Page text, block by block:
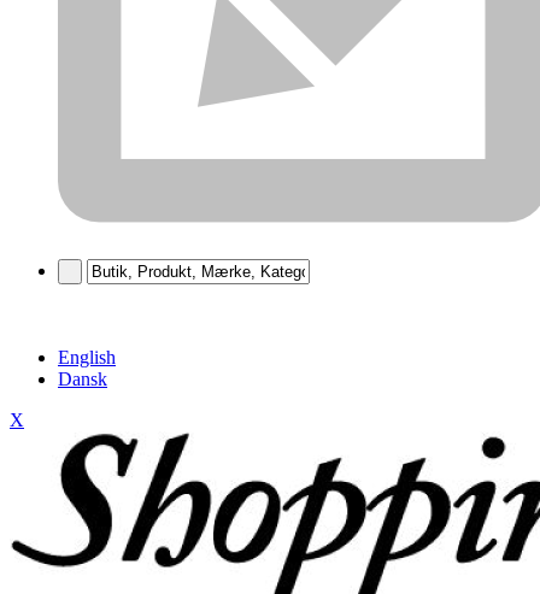
English
Dansk
X